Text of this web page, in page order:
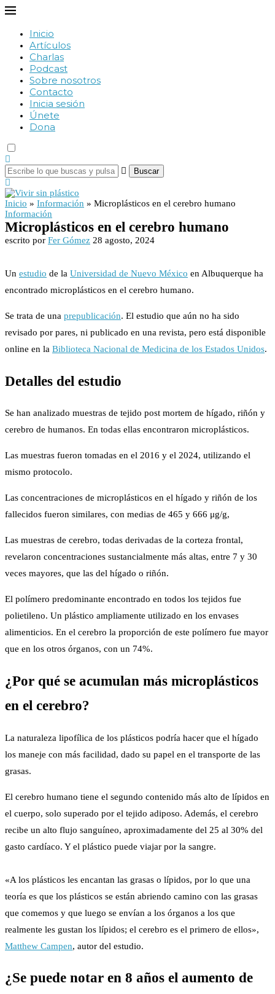
Inicio
Artículos
Charlas
Podcast
Sobre nosotros
Contacto
Inicia sesión
Únete
Dona
Buscar
Inicio » Información » Microplásticos en el cerebro humano
Información
Microplásticos en el cerebro humano
escrito por Fer Gómez 28 agosto, 2024
Un estudio de la Universidad de Nuevo México en Albuquerque ha
encontrado microplásticos en el cerebro humano.
Se trata de una prepublicación. El estudio que aún no ha sido
revisado por pares, ni publicado en una revista, pero está disponible
online en la Biblioteca Nacional de Medicina de los Estados Unidos.
Detalles del estudio
Se han analizado muestras de tejido post mortem de hígado, riñón y
cerebro de humanos. En todas ellas encontraron microplásticos.
Las muestras fueron tomadas en el 2016 y el 2024, utilizando el
mismo protocolo.
Las concentraciones de microplásticos en el hígado y riñón de los
fallecidos fueron similares, con medias de 465 y 666 μg/g,
Las muestras de cerebro, todas derivadas de la corteza frontal,
revelaron concentraciones sustancialmente más altas, entre 7 y 30
veces mayores, que las del hígado o riñón.
El polímero predominante encontrado en todos los tejidos fue
polietileno. Un plástico ampliamente utilizado en los envases
alimenticios. En el cerebro la proporción de este polímero fue mayor
que en los otros órganos, con un 74%.
¿Por qué se acumulan más microplásticos
en el cerebro?
La naturaleza lipofílica de los plásticos podría hacer que el hígado
los maneje con más facilidad, dado su papel en el transporte de las
grasas.
El cerebro humano tiene el segundo contenido más alto de lípidos en
el cuerpo, solo superado por el tejido adiposo. Además, el cerebro
recibe un alto flujo sanguíneo, aproximadamente del 25 al 30% del
gasto cardíaco. Y el plástico puede viajar por la sangre.
«A los plásticos les encantan las grasas o lípidos, por lo que una
teoría es que los plásticos se están abriendo camino con las grasas
que comemos y que luego se envían a los órganos a los que
realmente les gustan los lípidos; el cerebro es el primero de ellos»,
Matthew Campen, autor del estudio.
¿Se puede notar en 8 años el aumento de